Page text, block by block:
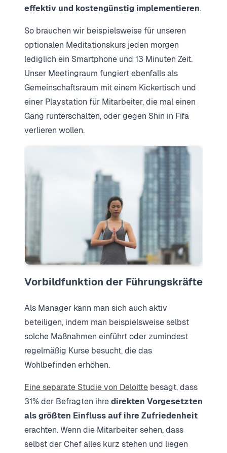
effektiv und kostengünstig implementieren.
So brauchen wir beispielsweise für unseren
optionalen Meditationskurs jeden morgen
lediglich ein Smartphone und 13 Minuten Zeit.
Unser Meetingraum fungiert ebenfalls als
Gemeinschaftsraum mit einem Kickertisch und
einer Playstation für Mitarbeiter, die mal einen
Gang runterschalten, oder gegen Shin in Fifa
verlieren wollen.
Vorbildfunktion der Führungskräfte
Als Manager kann man sich auch aktiv
beteiligen, indem man beispielsweise selbst
solche Maßnahmen einführt oder zumindest
regelmäßig Kurse besucht, die das
Wohlbefinden erhöhen.
Eine separate Studie von Deloitte besagt, dass
31% der Befragten ihredirekten Vorgesetzten
als größten Einfluss auf ihre Zufriedenheit
erachten. Wenn die Mitarbeiter sehen, dass
selbst der Chef alles kurz stehen und liegen